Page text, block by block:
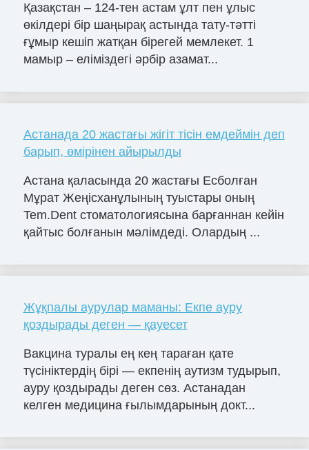
Қазақстан – 124-тен астам ұлт пен ұлыс
өкілдері бір шаңырақ астында тату-тәтті
ғұмыр кешіп жатқан бірегей мемлекет. 1
мамыр – еліміздегі әрбір азамат...
Астанада 20 жастағы жігіт тісін емдеймін деп
барып, өмірінен айырылды
Астана қаласында 20 жастағы Есболған
Мұрат Жеңісханұлының туыстары оның
Tem.Dent стоматологиясына барғаннан кейін
қайтыс болғанын мәлімдеді. Олардың ...
Жұқпалы аурулар маманы: Екпе ауру
қоздырады деген — қауесет
Вакцина туралы ең кең тараған қате
түсініктердің бірі — екпенің аутизм тудырып,
ауру қоздырады деген сөз. Астанадан
келген медицина ғылымдарының докт...